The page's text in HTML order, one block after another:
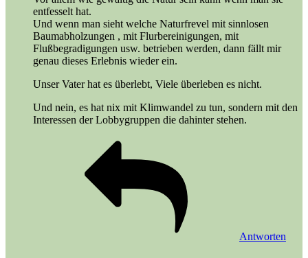
entfesselt hat.
Und wenn man sieht welche Naturfrevel mit sinnlosen
Baumabholzungen , mit Flurbereinigungen, mit
Flußbegradigungen usw. betrieben werden, dann fällt mir
genau dieses Erlebnis wieder ein.
Unser Vater hat es überlebt, Viele überleben es nicht.
Und nein, es hat nix mit Klimwandel zu tun, sondern mit den
Interessen der Lobbygruppen die dahinter stehen.
Antworten